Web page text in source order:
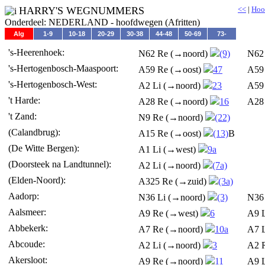
HARRY'S WEGNUMMERS
Onderdeel: NEDERLAND - hoofdwegen (Afritten)
<< |
Alg 1-9 10-18 20-29 30-38 44-48 50-69 73-
's-Heerenhoek: N62 Re (→noord) (9)
's-Hertogenbosch-Maaspoort:
A59 Re (→oost) 47
's-Hertogenbosch-West:
A2 Li (→noord) 23
't Harde:
A28 Re (→noord) 16
't Zand:
N9 Re (→noord)
(22)
(Calandbrug):
A15 Re (→oost) (13)B
(De Witte Bergen):
A1 Li (→west)
9a
(Doorsteek na Landtunnel):
A2 Li (→noord)
(7a)
(Elden-Noord):
A325 Re (→zuid)
(3a)
Aadorp:
N36 Li (→noord) (3)
Aalsmeer:
A9 Re (→west) 6
A9
Abbekerk:
A7 Re (→noord) 10a
A7
Abcoude:
A2 Li (→noord) 3
A2
Akersloot:
A9 Re (→noord) 11 A9